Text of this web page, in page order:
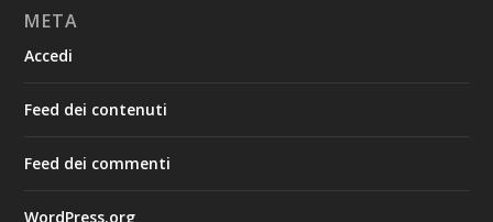
META
Accedi
Feed dei contenuti
Feed dei commenti
WordPress.org